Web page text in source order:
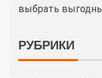
выбрать
РУБРИКИ